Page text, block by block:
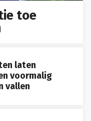
toe
laten
voormalig
vallen